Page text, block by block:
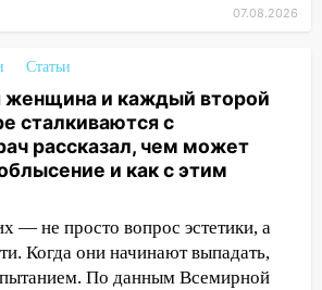
мужчина
страйкбольную
область
непогода: град
м/с
хотел купить иномарку
760 тысяч рублей
07.08.2026
Статьи
женщина и каждый второй
сталкиваются с
рассказал, чем может
и как с этим
— не просто вопрос эстетики, а
Когда они начинают выпадать,
По данным Всемирной